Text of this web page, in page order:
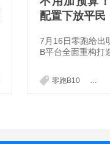
配置下放平民
7月16日零跑给出
B平台全面重构打
价，直接把二十
级豪华配置，塞
零跑B10 零跑